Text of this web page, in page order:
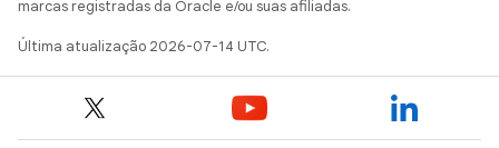
marcas registradas da Oracle e/ou suas afiliadas.
Última atualização 2026-07-14 UTC.